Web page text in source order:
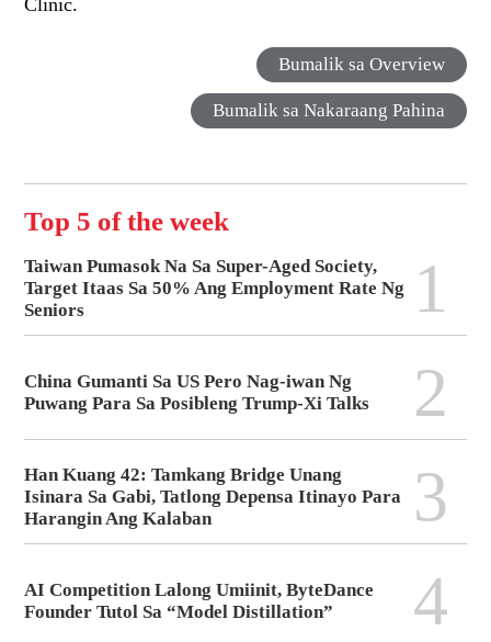
Clinic.
Bumalik sa Overview
Bumalik sa Nakaraang Pahina
Top 5 of the week
Taiwan Pumasok Na Sa Super-Aged Society,
Target Itaas Sa 50% Ang Employment Rate Ng
Seniors
1
China Gumanti Sa US Pero Nag-iwan Ng
Puwang Para Sa Posibleng Trump-Xi Talks
2
Han Kuang 42: Tamkang Bridge Unang
Isinara Sa Gabi, Tatlong Depensa Itinayo Para
Harangin Ang Kalaban
3
AI Competition Lalong Umiinit, ByteDance
Founder Tutol Sa “Model Distillation”
4